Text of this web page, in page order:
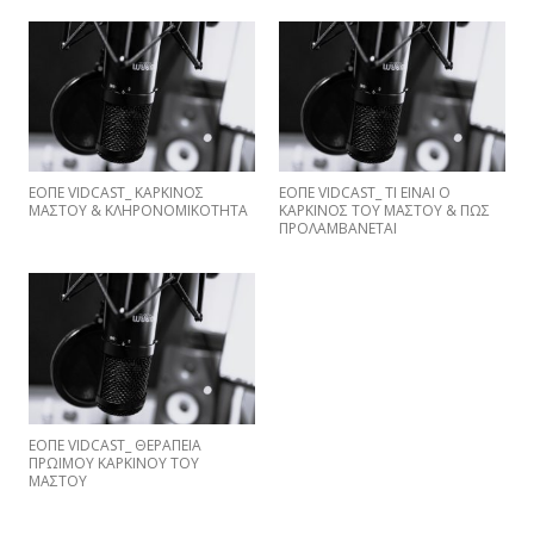
ΕΟΠΕ VIDCAST_ ΚΑΡΚΙΝΟΣ
ΜΑΣΤΟΥ & ΚΛΗΡΟΝΟΜΙΚΟΤΗΤΑ
EΟΠΕ VIDCAST_ ΤΙ ΕΙΝΑΙ Ο
ΚΑΡΚΙΝΟΣ ΤΟΥ ΜΑΣΤΟΥ & ΠΩΣ
ΠΡΟΛΑΜΒΑNETAI
ΕΟΠΕ VIDCAST_ ΘΕΡΑΠΕΙΑ
ΠΡΩΙΜΟΥ ΚΑΡΚΙΝΟΥ ΤΟΥ
ΜΑΣΤΟΥ